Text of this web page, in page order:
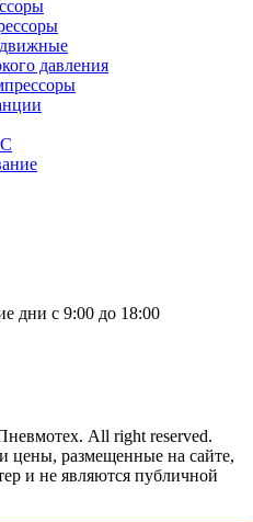
давления
дни с 9:00 до 18:00
All right reserved.
размещенные на сайте,
и не являются публичной